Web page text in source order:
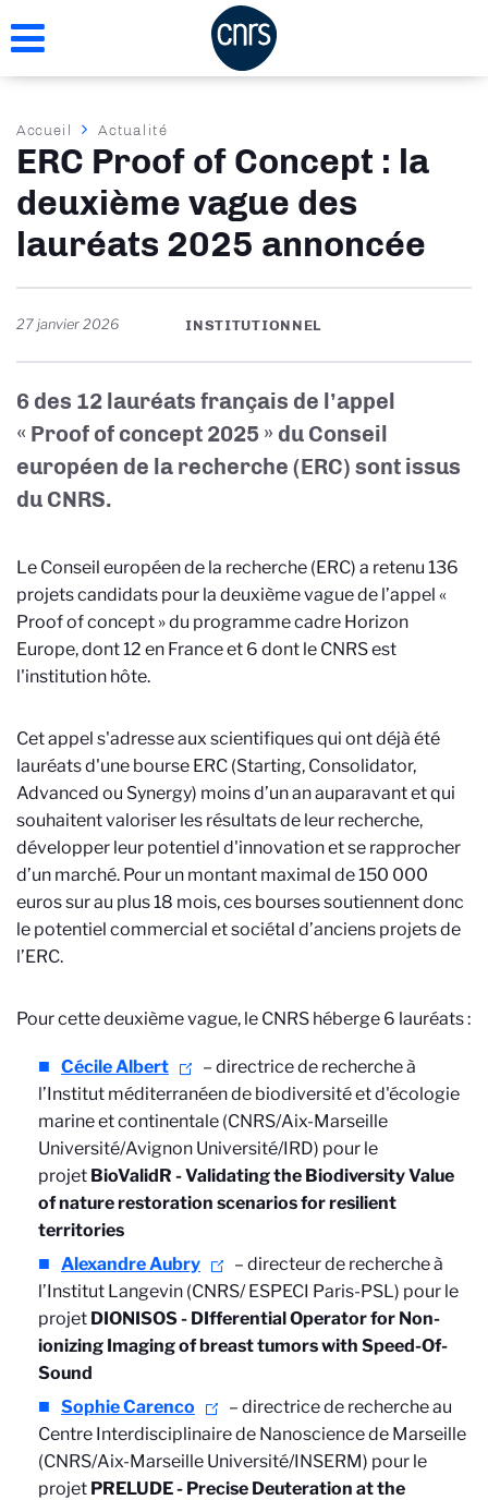
au
Fil
d'Ariane
Accueil Actualité
ERC Proof of Concept : la
deuxième vague des
lauréats 2025 annoncée
27 janvier 2026 INSTITUTIONNEL
6 des 12 lauréats français de l’appel
« Proof of concept 2025 » du Conseil
européen de la recherche (ERC) sont issus
du CNRS.
Le Conseil européen de la recherche (ERC) a retenu 136
projets candidats pour la deuxième vague de l’appel «
Proof of concept » du programme cadre Horizon
Europe, dont 12 en France et 6 dont le CNRS est
l'institution hôte.
Cet appel s'adresse aux scientifiques qui ont déjà été
lauréats d'une bourse ERC (Starting, Consolidator,
Advanced ou Synergy) moins d’un an auparavant et qui
souhaitent valoriser les résultats de leur recherche,
développer leur potentiel d'innovation et se rapprocher
d’un marché. Pour un montant maximal de 150 000
euros sur au plus 18 mois, ces bourses soutiennent donc
le potentiel commercial et sociétal d’anciens projets de
l’ERC.
Pour cette deuxième vague, le CNRS héberge 6 lauréats :
Cécile Albert
– directrice de recherche à
l’Institut méditerranéen de biodiversité et d'écologie
marine et continentale (CNRS/Aix-Marseille
Université/Avignon Université/IRD) pour le
projet BioValidR - Validating the Biodiversity Value
of nature restoration scenarios for resilient
territories
Alexandre Aubry
– directeur de recherche à
l’Institut Langevin (CNRS/ ESPECI Paris-PSL) pour le
projet DIONISOS - DIfferential Operator for Non-
ionizing Imaging of breast tumors with Speed-Of-
Sound
Sophie Carenco
– directrice de recherche au
Centre Interdisciplinaire de Nanoscience de Marseille
(CNRS/Aix-Marseille Université/INSERM) pour le
projet PRELUDE - Precise Deuteration at the